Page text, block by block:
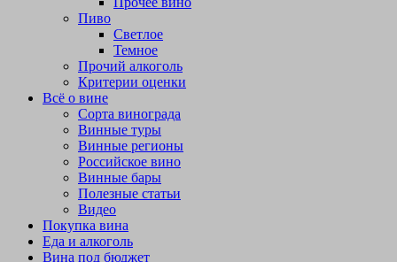
Пиво
Светлое
Темное
Прочий алкоголь
Критерии оценки
Всё о вине
Сорта винограда
Винные туры
Винные регионы
Российское вино
Винные бары
Полезные статьи
Видео
Покупка вина
Еда и алкоголь
Вина под бюджет